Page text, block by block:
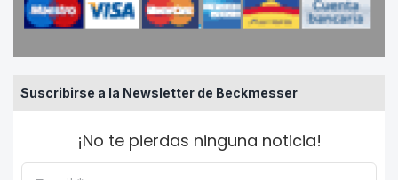
Suscribirse a la Newsletter de Beckmesser
¡No te pierdas ninguna noticia!